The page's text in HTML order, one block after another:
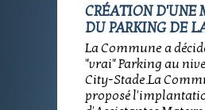
CRÉATION D'UNE
DU PARKING DE
La Commune a
"vrai" Parking au
City-Stade.La
proposé